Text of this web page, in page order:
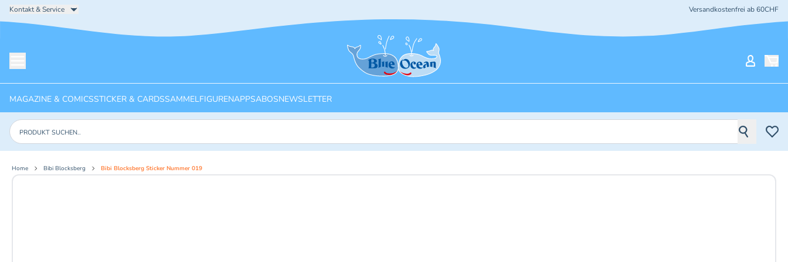
Kontakt & Service Versandkostenfrei ab 60CHF
Startseite
MAGAZINE & COMICSSTICKER & CARDSSAMMELFIGURENAPPSABOSNEWSLETTER
Produkte suchen
Home Bibi Blocksberg Bibi Blocksberg Sticker Nummer 019